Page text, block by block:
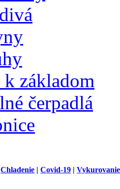
základom
čerpadlá
Chladenie | Covid-19 | Vykurovanie